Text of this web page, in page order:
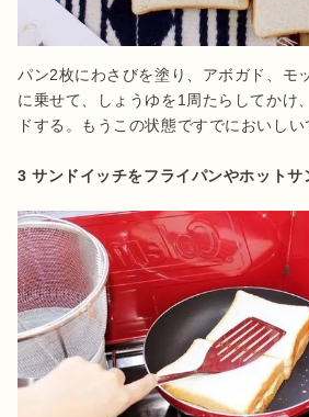
パン2枚にわさびを塗り、アボガド、モ
に乗せて、しょうゆを1周たらしてかけ
ドする。もうこの状態ですでにおいしい
3 サンドイッチをフライパンやホットサ